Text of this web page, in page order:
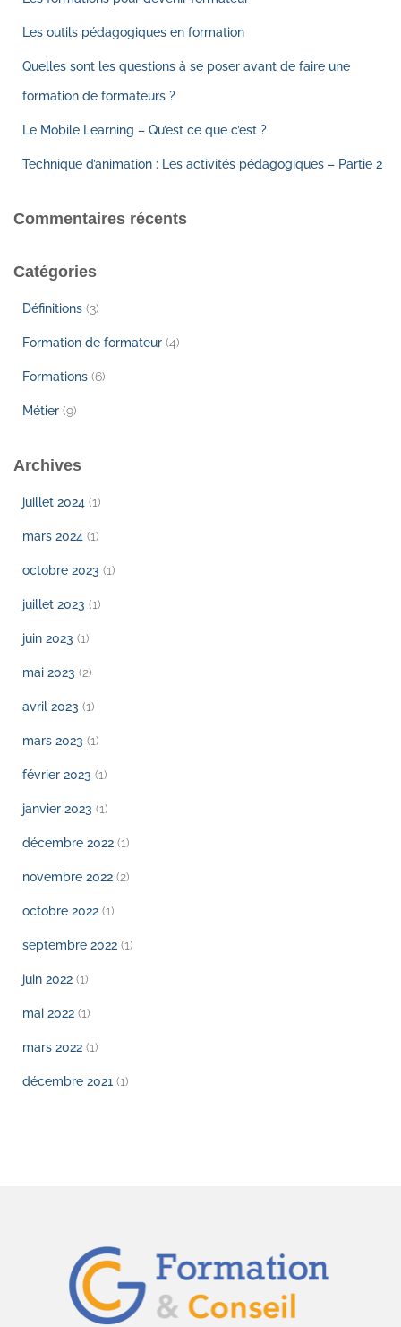
Les outils pédagogiques en formation
Quelles sont les questions à se poser avant de faire une
formation de formateurs ?
Le Mobile Learning – Qu’est ce que c’est ?
Technique d’animation : Les activités pédagogiques – Partie 2
Commentaires récents
Catégories
Définitions (3)
Formation de formateur (4)
Formations (6)
Métier (9)
Archives
juillet 2024 (1)
mars 2024 (1)
octobre 2023 (1)
juillet 2023 (1)
juin 2023 (1)
mai 2023 (2)
avril 2023 (1)
mars 2023 (1)
février 2023 (1)
janvier 2023 (1)
décembre 2022 (1)
novembre 2022 (2)
octobre 2022 (1)
septembre 2022 (1)
juin 2022 (1)
mai 2022 (1)
mars 2022 (1)
décembre 2021 (1)